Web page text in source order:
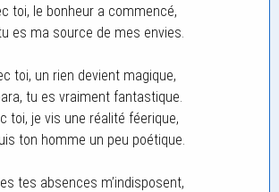
toi, le bonheur a commencé,
es ma source de mes envies.
toi, un rien devient magique,
tu es vraiment fantastique.
toi, je vis une réalité féerique,
ton homme un peu poétique.
tes absences m’indisposent,